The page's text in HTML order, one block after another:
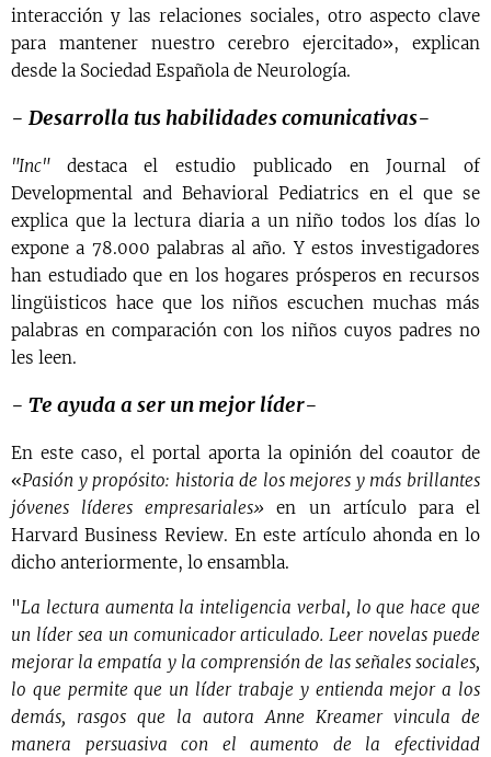
interacción y las relaciones sociales, otro aspecto clave
para mantener nuestro cerebro ejercitado», explican
desde la Sociedad Española de Neurología.
- Desarrolla tus habilidades comunicativas-
"Inc"destaca el estudio publicado en Journal of
Developmental and Behavioral Pediatrics en el que se
explica que la lectura diaria a un niño todos los días lo
expone a 78.000 palabras al año. Y estos investigadores
han estudiado que en los hogares prósperos en recursos
lingüisticos hace que los niños escuchen muchas más
palabras en comparación con los niños cuyos padres no
les leen.
- Te ayuda a ser un mejor líder-
En este caso, el portal aporta la opinión del coautor de
«Pasión y propósito: historia de los mejores y más brillantes
jóvenes líderes empresariales» en un artículo para el
Harvard Business Review. En este artículo ahonda en lo
dicho anteriormente, lo ensambla.
"La lectura aumenta la inteligencia verbal, lo que hace que
un líder sea un comunicador articulado. Leer novelas puede
mejorar la empatía y la comprensión de las señales sociales,
lo que permite que un líder trabaje y entienda mejor a los
demás, rasgos que la autora Anne Kreamer vincula de
manera persuasiva con el aumento de la efectividad